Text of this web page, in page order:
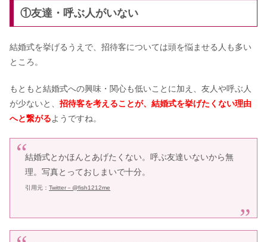
①友達・呼ぶ人がいない
結婚式を挙げるうえで、招待客については頭を悩ませる人も多い
ところ。
もともと結婚式への興味・関心も低いことに加え、友人や呼ぶ人
が少ないと、 招待客を考えることが、結婚式を挙げたくない理由
へと繋がるようですね。
結婚式とかほんとあげたくない。呼ぶ友達いないから無
理。写真とっておしまいで十分。
引用元：Twitter－@fish1212me